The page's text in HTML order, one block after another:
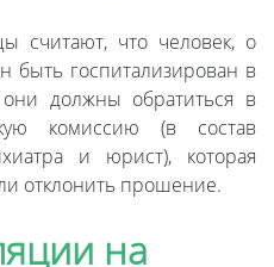
считают, что человек, о
быть госпитализирован в
должны обратиться в
комиссию (в состав
и юрист), которая
отклонить прошение.
на